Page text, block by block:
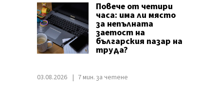
Повече от четири
часа: има ли място
за непълната
заетост на
българския пазар на
труда?
03.08.2026 7 мин. за четене